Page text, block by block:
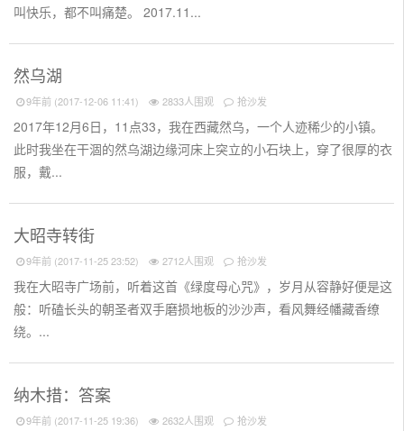
叫快乐，都不叫痛楚。 2017.11...
然乌湖
9年前 (2017-12-06 11:41) 2833人围观 抢沙发
2017年12月6日，11点33，我在西藏然乌，一个人迹稀少的小镇。
此时我坐在干涸的然乌湖边缘河床上突立的小石块上，穿了很厚的衣
服，戴...
大昭寺转街
9年前 (2017-11-25 23:52) 2712人围观 抢沙发
我在大昭寺广场前，听着这首《绿度母心咒》，岁月从容静好便是这
般：听磕长头的朝圣者双手磨损地板的沙沙声，看风舞经幡藏香缭
绕。...
纳木措：答案
9年前 (2017-11-25 19:36) 2632人围观 抢沙发